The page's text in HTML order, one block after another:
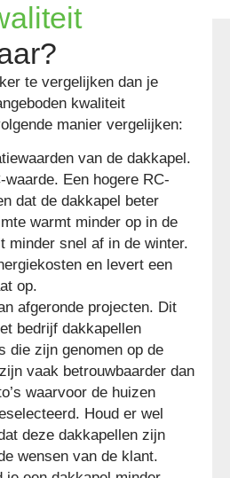
te vergelijken dan je
kwaliteit
manier vergelijken:
van de dakkapel.
waarde. Een hogere RC-
dat de dakkapel beter
warmt minder op in de
minder snel af in de winter.
en levert een
op.
afgeronde projecten. Dit
bedrijf dakkapellen
die zijn genomen op de
vaak betrouwbaarder dan
waarvoor de huizen
Houd er wel
deze dakkapellen zijn
wensen van de klant.